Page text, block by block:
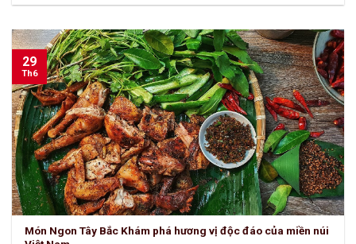
Món Ngon Tây Bắc Khám phá hương vị độc đáo của miền núi
29
Th6